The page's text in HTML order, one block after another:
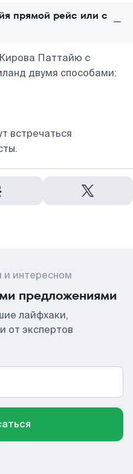
прямой рейс или с
Паттайю с
двумя способами:
встречаться
и интересном
предложениями
лайфхаки,
от экспертов